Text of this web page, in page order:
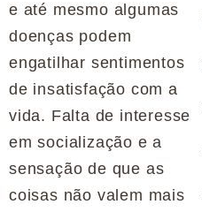
e até mesmo algumas
doenças podem
engatilhar sentimentos
de insatisfação com a
vida. Falta de interesse
em socialização e a
sensação de que as
coisas não valem mais